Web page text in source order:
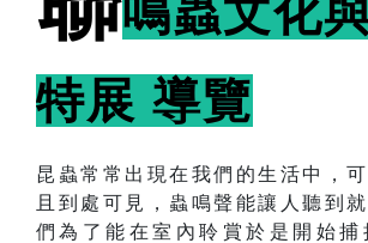
鳴蟲文化
特展 導覽
昆蟲常常出現在我們的生活中，
且到處可見，蟲鳴聲能讓人聽到
們為了能在室內聆賞於是開始捕